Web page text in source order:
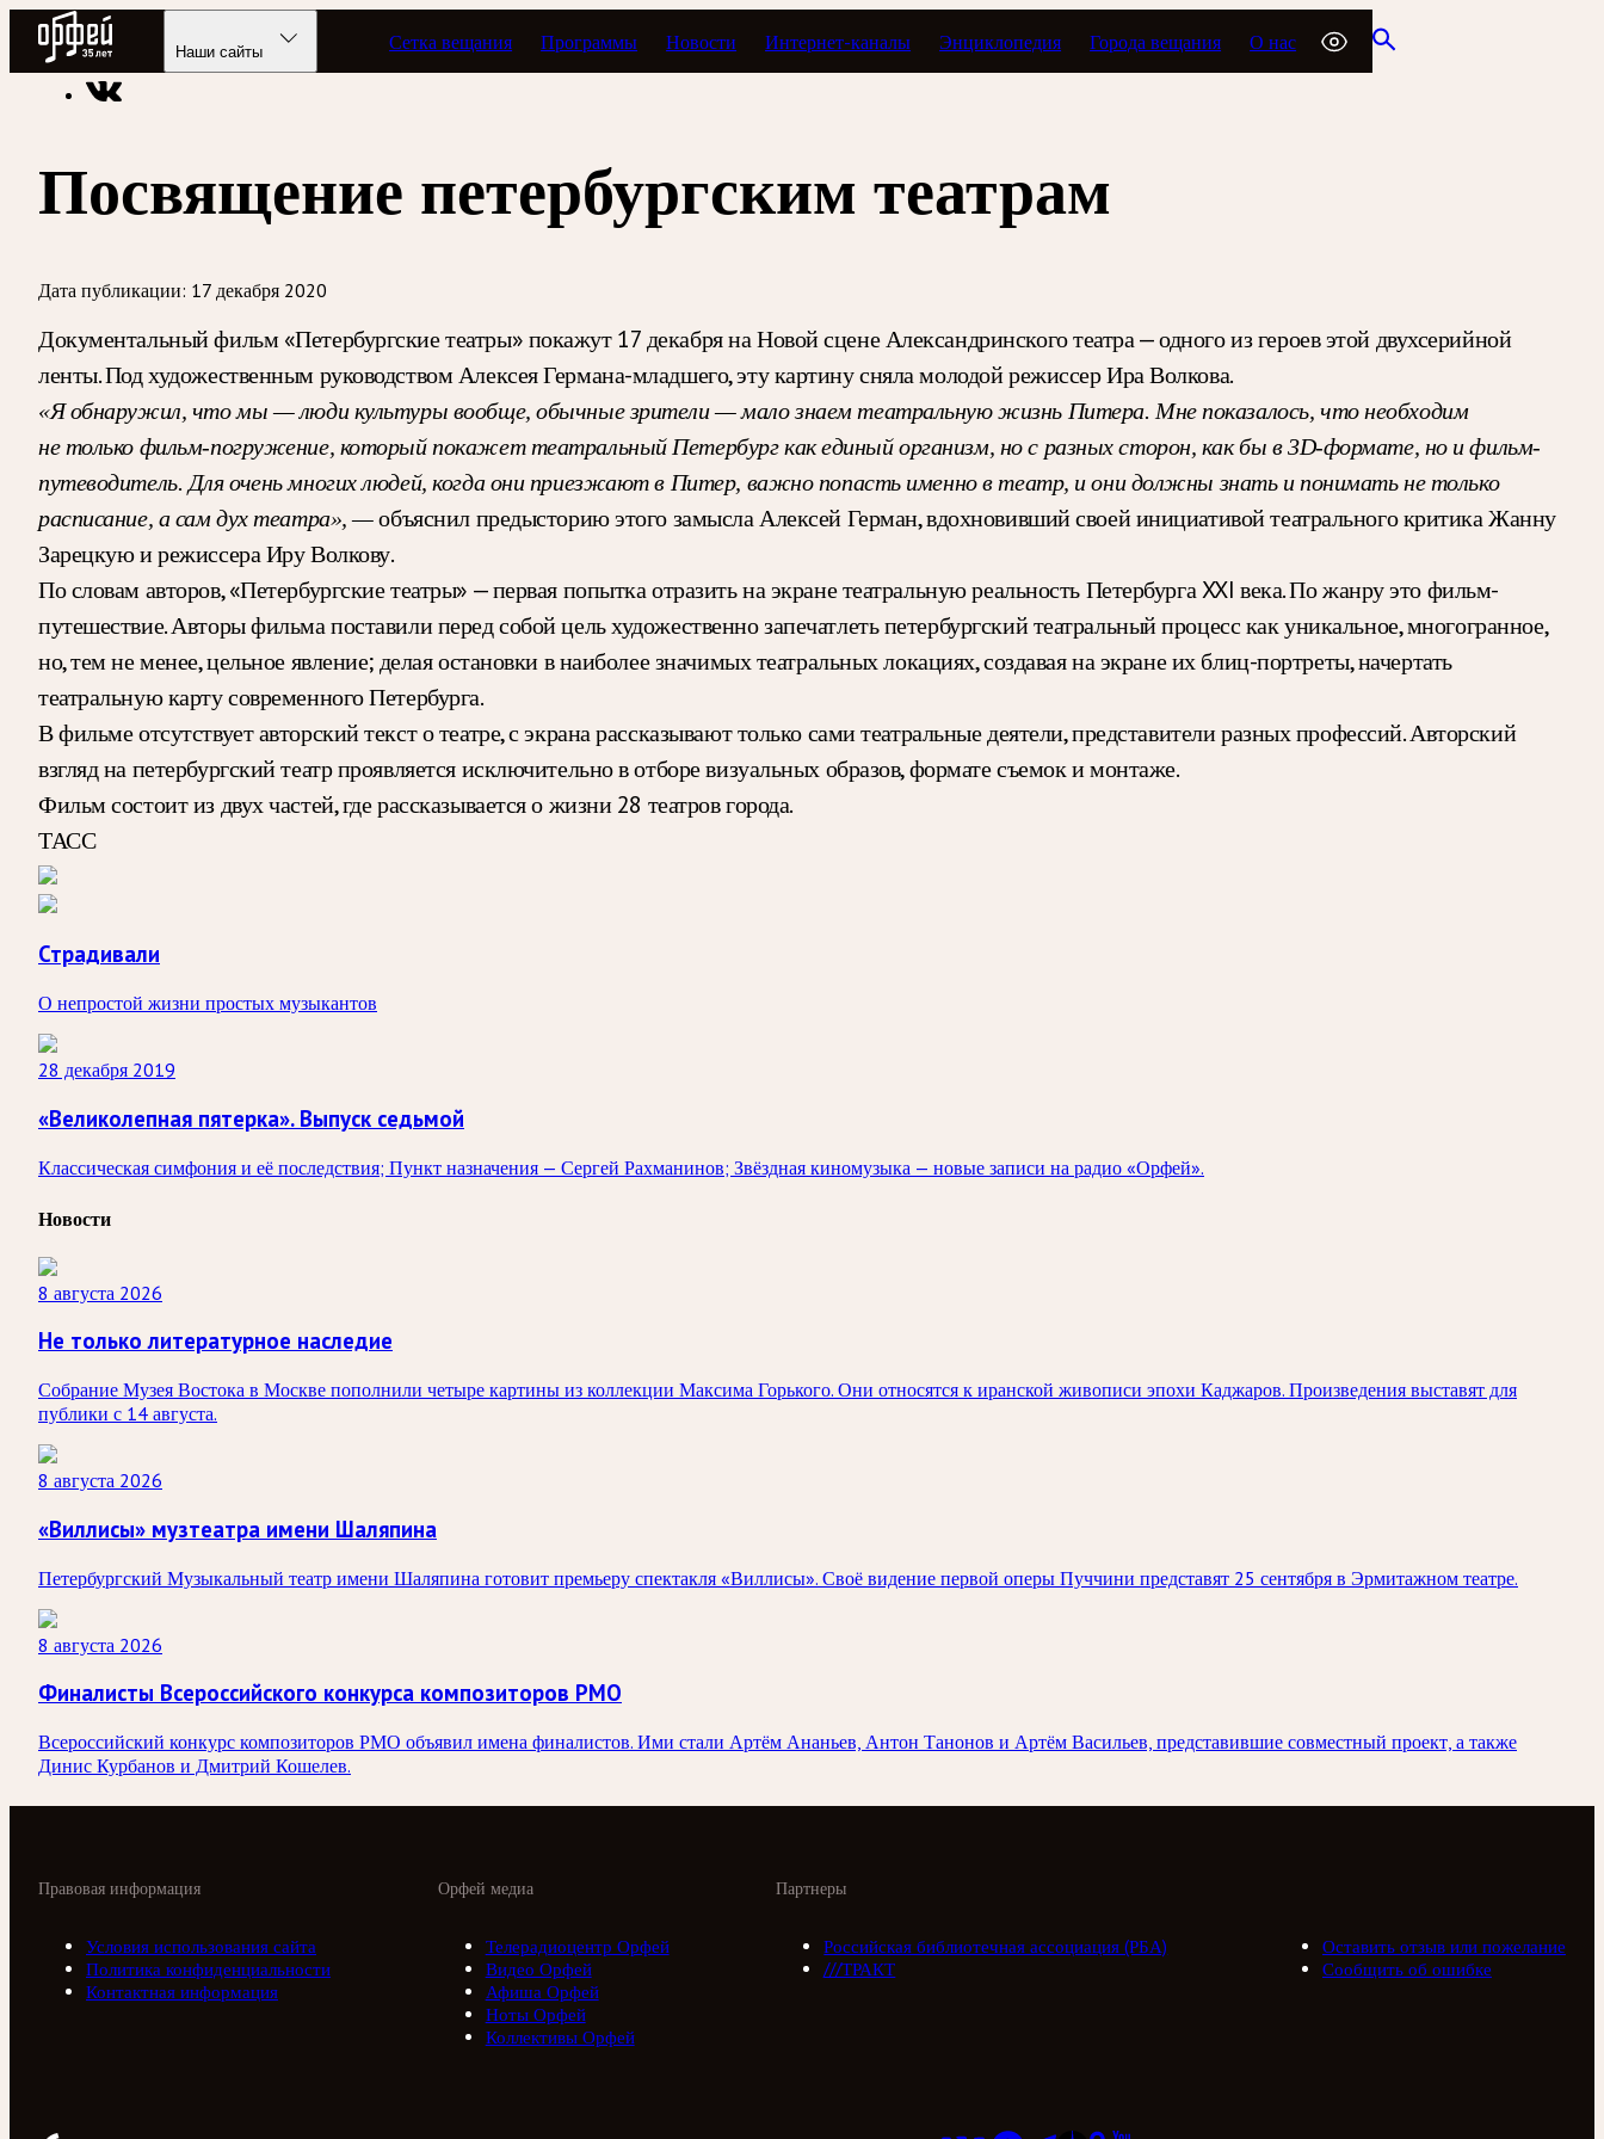
Радио Орфей
Наши сайты Сетка вещания Программы Новости Интернет-каналы Энциклопедия Города вещания О нас
Радио классической музыки «Орфей» Новости
Посвящение петербургским театрам
Дата публикации: 17 декабря 2020
Документальный фильм «Петербургские театры» покажут 17 декабря на Новой сцене Александринского театра — одного из героев этой двухсерийной
ленты. Под художественным руководством Алексея Германа-младшего, эту картину сняла молодой режиссер Ира Волкова.
«Я обнаружил, что мы — люди культуры вообще, обычные зрители — мало знаем театральную жизнь Питера. Мне показалось, что необходим
не только фильм-погружение, который покажет театральный Петербург как единый организм, но с разных сторон, как бы в 3D-формате, но и фильм-
путеводитель. Для очень многих людей, когда они приезжают в Питер, важно попасть именно в театр, и они должны знать и понимать не только
расписание, а сам дух театра», —объяснил предысторию этого замысла Алексей Герман, вдохновивший своей инициативой театрального критика Жанну
Зарецкую и режиссера Иру Волкову.
По словам авторов, «Петербургские театры» — первая попытка отразить на экране театральную реальность Петербурга XXI века. По жанру это фильм-
путешествие. Авторы фильма поставили перед собой цель художественно запечатлеть петербургский театральный процесс как уникальное, многогранное,
но, тем не менее, цельное явление; делая остановки в наиболее значимых театральных локациях, создавая на экране их блиц-портреты, начертать
театральную карту современного Петербурга.
В фильме отсутствует авторский текст о театре, с экрана рассказывают только сами театральные деятели, представители разных профессий. Авторский
взгляд на петербургский театр проявляется исключительно в отборе визуальных образов, формате съемок и монтаже.
Фильм состоит из двух частей, где рассказывается о жизни 28 театров города.
ТАСС
Страдивали
О непростой жизни простых музыкантов
28 декабря 2019
«Великолепная пятерка». Выпуск седьмой
Классическая симфония и её последствия; Пункт назначения — Сергей Рахманинов; Звёздная киномузыка — новые записи на радио «Орфей».
Новости
8 августа 2026
Не только литературное наследие
Собрание Музея Востока в Москве пополнили четыре картины из коллекции Максима Горького. Они относятся к иранской живописи эпохи Каджаров. Произведения выставят для
публики с 14 августа.
8 августа 2026
«Виллисы» музтеатра имени Шаляпина
Петербургский Музыкальный театр имени Шаляпина готовит премьеру спектакля «Виллисы». Своё видение первой оперы Пуччини представят 25 сентября в Эрмитажном театре.
8 августа 2026
Финалисты Всероссийского конкурса композиторов РМО
Всероссийский конкурс композиторов РМО объявил имена финалистов. Ими стали Артём Ананьев, Антон Танонов и Артём Васильев, представившие совместный проект, а также
Динис Курбанов и Дмитрий Кошелев.
Орфей медиа
Телерадиоцентр Орфей
Видео Орфей
Афиша Орфей
Ноты Орфей
Коллективы Орфей
Партнеры
Российская библиотечная ассоциация (РБА)
///ТРАКТ
Правовая информация
Условия использования сайта
Политика конфиденциальности
Контактная информация
Оставить отзыв или пожелание
Сообщить об ошибке